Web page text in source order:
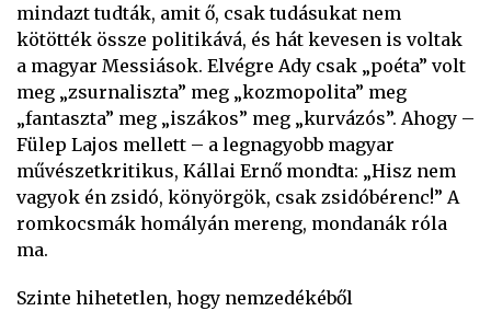
mindazt tudták, amit ő, csak tudásukat nem
kötötték össze politikává, és hát kevesen is voltak
a magyar Messiások. Elvégre Ady csak „poéta” volt
meg „zsurnaliszta” meg „kozmopolita” meg
„fantaszta” meg „iszákos” meg „kurvázós”. Ahogy –
Fülep Lajos mellett – a legnagyobb magyar
művészetkritikus, Kállai Ernő mondta: „Hisz nem
vagyok én zsidó, könyörgök, csak zsidóbérenc!” A
romkocsmák homályán mereng, mondanák róla
ma.
Szinte hihetetlen, hogy nemzedékéből